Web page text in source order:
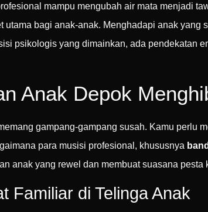
mampu mengubah air mata menjadi
bagi anak-anak. Menghadapi anak yang
psikologis yang dimainkan, ada pendekatan
Anak Depok
gampang-gampang susah. Kamu perlu
para musisi profesional, khususnya
anak yang rewel dan membuat suasana pesta
Familiar di Telinga Anak